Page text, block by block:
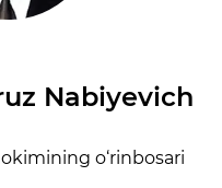
Nabiyevich
o‘rinbosari